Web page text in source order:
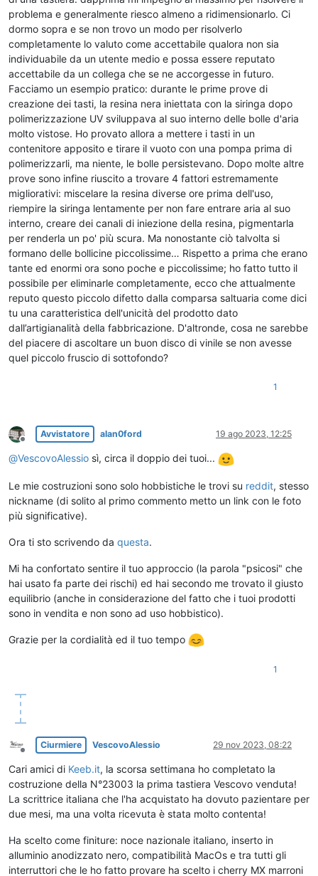
problema e generalmente riesco almeno a ridimensionarlo. Ci
dormo sopra e se non trovo un modo per risolverlo
completamente lo valuto come accettabile qualora non sia
individuabile da un utente medio e possa essere reputato
accettabile da un collega che se ne accorgesse in futuro.
Facciamo un esempio pratico: durante le prime prove di
creazione dei tasti, la resina nera iniettata con la siringa dopo
polimerizzazione UV sviluppava al suo interno delle bolle d'aria
molto vistose. Ho provato allora a mettere i tasti in un
contenitore apposito e tirare il vuoto con una pompa prima di
polimerizzarli, ma niente, le bolle persistevano. Dopo molte altre
prove sono infine riuscito a trovare 4 fattori estremamente
migliorativi: miscelare la resina diverse ore prima dell'uso,
riempire la siringa lentamente per non fare entrare aria al suo
interno, creare dei canali di iniezione della resina, pigmentarla
per renderla un po' più scura. Ma nonostante ciò talvolta si
formano delle bollicine piccolissime… Rispetto a prima che erano
tante ed enormi ora sono poche e piccolissime; ho fatto tutto il
possibile per eliminarle completamente, ecco che attualmente
reputo questo piccolo difetto dalla comparsa saltuaria come dici
tu una caratteristica dell'unicità del prodotto dato
dall’artigianalità della fabbricazione. D'altronde, cosa ne sarebbe
del piacere di ascoltare un buon disco di vinile se non avesse
quel piccolo fruscio di sottofondo?
1
Non in linea
Avvistatore alan0ford 19 ago 2023, 12:25
@VescovoAlessio sì, circa il doppio dei tuoi...
Le mie costruzioni sono solo hobbistiche le trovi su reddit, stesso
nickname (di solito al primo commento metto un link con le foto
più significative).
Ora ti sto scrivendo da questa.
Mi ha confortato sentire il tuo approccio (la parola "psicosi" che
hai usato fa parte dei rischi) ed hai secondo me trovato il giusto
equilibrio (anche in considerazione del fatto che i tuoi prodotti
sono in vendita e non sono ad uso hobbistico).
Grazie per la cordialità ed il tuo tempo
1
Non in linea
Ciurmiere VescovoAlessio 29 nov 2023, 08:22
Cari amici di Keeb.it, la scorsa settimana ho completato la
costruzione della N°23003 la prima tastiera Vescovo venduta!
La scrittrice italiana che l'ha acquistato ha dovuto pazientare per
due mesi, ma una volta ricevuta è stata molto contenta!
Ha scelto come finiture: noce nazionale italiano, inserto in
alluminio anodizzato nero, compatibilità MacOs e tra tutti gli
interruttori che le ho fatto provare ha scelto i cherry MX marroni